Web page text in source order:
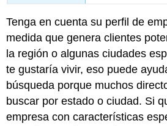
Tenga en cuenta su perfil de
medida que genera clientes
la región o algunas ciudades
te gustaría vivir, eso puede
búsqueda porque muchos
buscar por estado o ciudad. Si
empresa con características